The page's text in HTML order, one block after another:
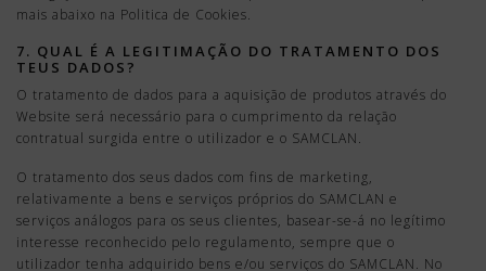
mais abaixo na Politica de Cookies.
7. QUAL É A LEGITIMAÇÃO DO TRATAMENTO DOS
TEUS DADOS?
O tratamento de dados para a aquisição de produtos através do
Website será necessário para o cumprimento da relação
contratual surgida entre o utilizador e o SAMCLAN.
O tratamento dos seus dados com fins de marketing,
relativamente a bens e serviços próprios do SAMCLAN e
serviços análogos para os seus clientes, basear-se-á no legí­timo
interesse reconhecido pelo regulamento, sempre que o
utilizador tenha adquirido bens e/ou serviços do SAMCLAN. No